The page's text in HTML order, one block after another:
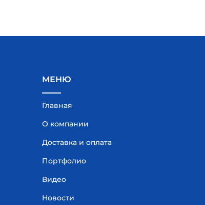
МЕНЮ
Главная
О компании
Доставка и оплата
Портфолио
Видео
Новости